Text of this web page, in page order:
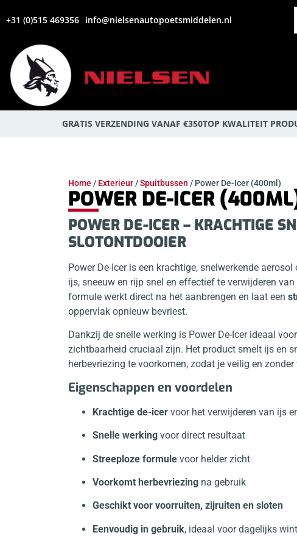
+31 (0)515 469356 info@nielsenautopoetsmiddelen.nl
GRATIS VERZENDING VANAF €350TOP KWALITEIT
Home / Exterieur /Spuitbussen / Power De-Icer (400ml)
POWER DE-ICER
POWER DE-ICER – KRACHTIGE
SLOTONTDOOIER
Power De-Icer is een krachtige, snelwerkende
ijs, sneeuw en rijp snel en effectief te verwijderen
formule werkt direct na het aanbrengen en laat een
oppervlak opnieuw bevriest.
Dankzij de snelle werking is Power De-Icer ideaal
zichtbaarheid cruciaal zijn. Het product smelt ijs en
herbevriezing te voorkomen, zodat je veilig en
Eigenschappen en voordelen
Krachtige de-icer voor het verwijderen van ijs
Snelle werking voor direct resultaat
Streeploze formule voor helder zicht
Voorkomt herbevriezing na gebruik
Geschikt voor voorruiten, zijruiten en sloten
Eenvoudig in gebruik, ideaal voor dagelijks